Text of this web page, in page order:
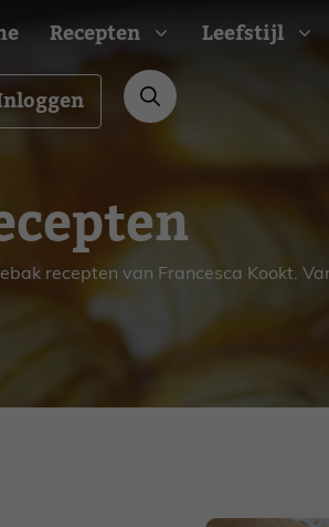
Recepten
Budget
Familie
Feest
Leefstijl
recepten van Francesca Kookt.